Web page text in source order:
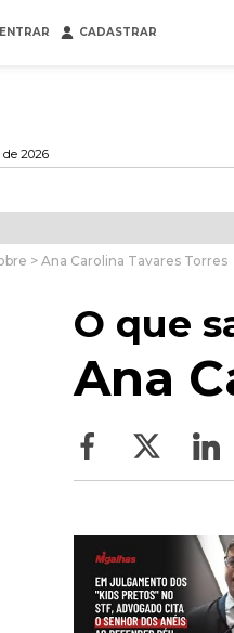
ENTRAR CADASTRAR
de 2026
> Ana Carolina Tavares Torres
O que
Ana